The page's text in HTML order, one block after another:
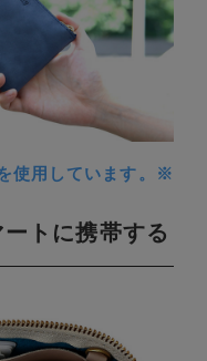
使用しています。※
トに携帯する